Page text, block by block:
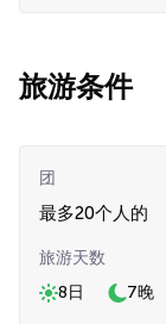
旅游条件
团
最多20个人的
旅游天数
8日
7晚